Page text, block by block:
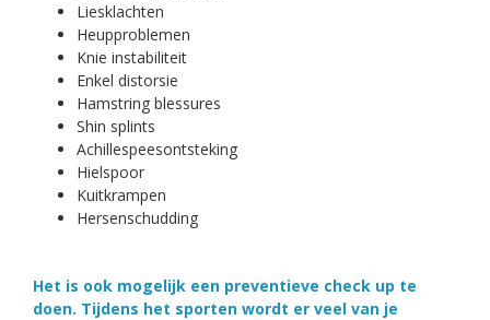
Liesklachten
Heupproblemen
Knie instabiliteit
Enkel distorsie
Hamstring blessures
Shin splints
Achillespeesontsteking
Hielspoor
Kuitkrampen
Hersenschudding
Het is ook mogelijk een preventieve check up te
doen. Tijdens het sporten wordt er veel van je